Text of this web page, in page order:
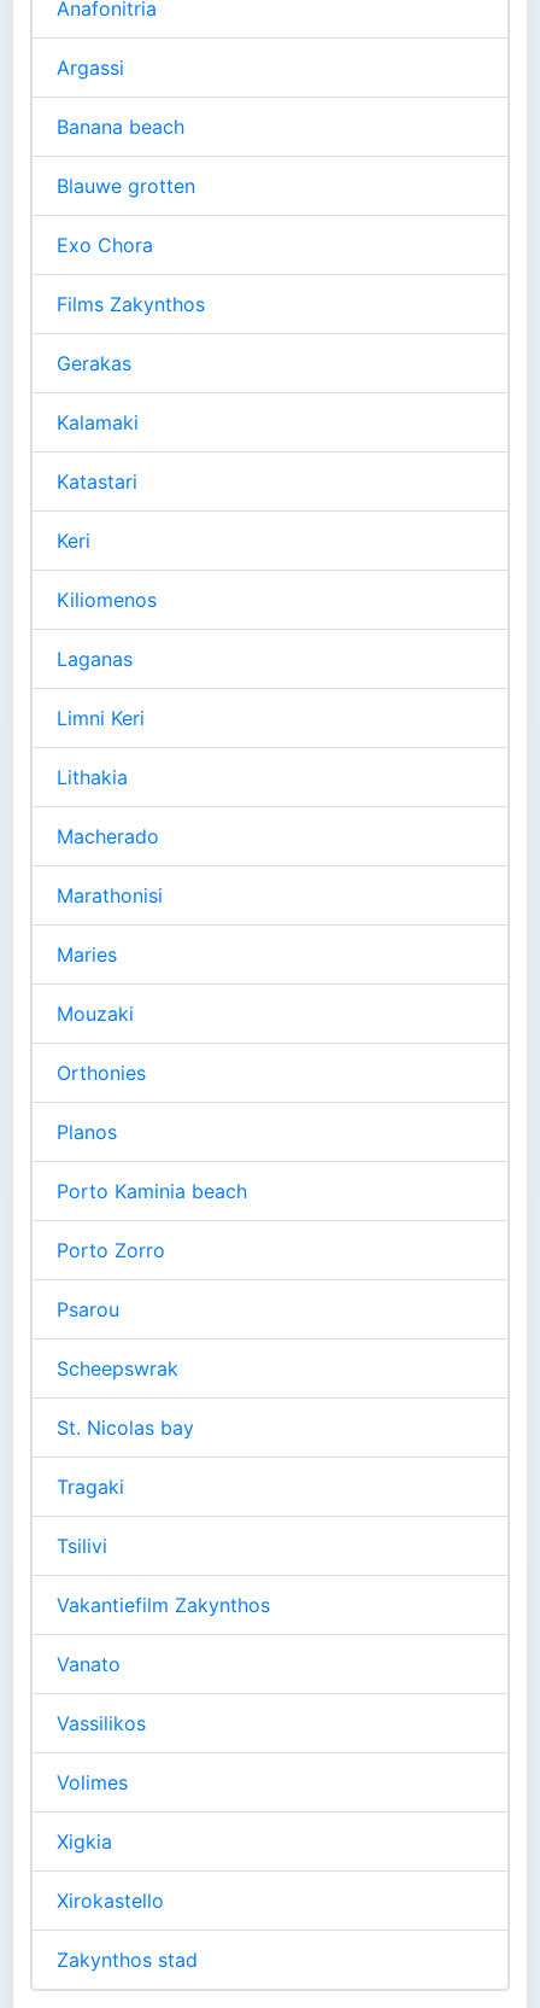
Anafonitria
Argassi
Banana beach
Blauwe grotten
Exo Chora
Films Zakynthos
Gerakas
Kalamaki
Katastari
Keri
Kiliomenos
Laganas
Limni Keri
Lithakia
Macherado
Marathonisi
Maries
Mouzaki
Orthonies
Planos
Porto Kaminia beach
Porto Zorro
Psarou
Scheepswrak
St. Nicolas bay
Tragaki
Tsilivi
Vakantiefilm Zakynthos
Vanato
Vassilikos
Volimes
Xigkia
Xirokastello
Zakynthos stad